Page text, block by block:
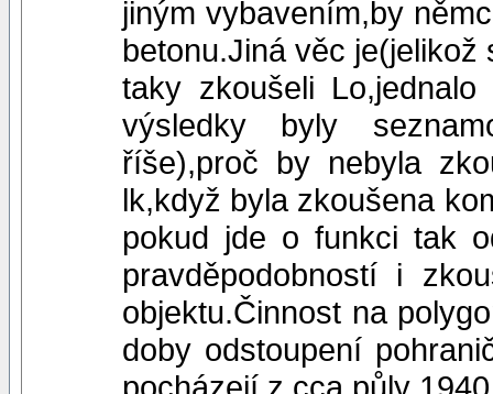
jiným vybavením,by
betonu.Jiná věc
taky zkoušeli
výsledky byly
říše),proč by nebyla
lk,když byla zkoušena
pokud jde o funkci tak
pravděpodobností i
objektu.Činnost na
doby odstoupení